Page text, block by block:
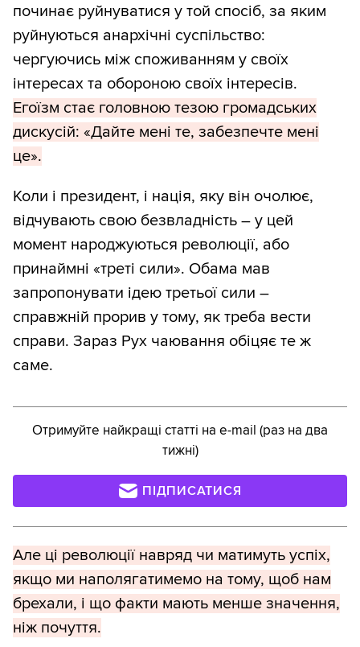
починає руйнуватися у той спосіб, за яким
руйнуються анархічні суспільство:
чергуючись між споживанням у своїх
інтересах та обороною своїх інтересів.
Егоїзм стає головною тезою громадських
дискусій: «Дайте мені те, забезпечте мені
це».
Коли і президент, і нація, яку він очолює,
відчувають свою безвладність – у цей
момент народжуються революції, або
принаймні «треті сили». Обама мав
запропонувати ідею третьої сили –
справжній прорив у тому, як треба вести
справи. Зараз Рух чаювання обіцяє те ж
саме.
Отримуйте найкращі статті на e-mail (раз на два
тижні)
ПІДПИСАТИСЯ
Але ці революції навряд чи матимуть успіх,
якщо ми наполягатимемо на тому, щоб нам
брехали, і що факти мають менше значення,
ніж почуття.